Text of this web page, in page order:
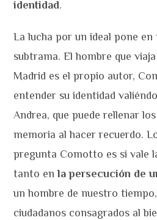
identidad.
La lucha por un ideal pone en
subtrama. El hombre que
Madrid es el propio autor,
entender su identidad
Andrea, que puede rellenar
memoria al hacer recuerdo.
pregunta Comotto es si vale
tanto enla persecución de
un hombre de nuestro
ciudadanos consagrados al